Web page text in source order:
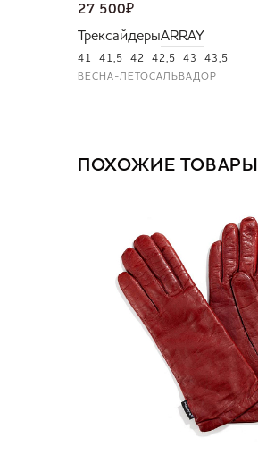
27 500₽
ТрексайдерыARRAY
41 41,5 42 42,5 43 43,5
ВЕСНА-ЛЕТОСАЛЬВАДОР
ПОХОЖИЕ ТОВАРЫ